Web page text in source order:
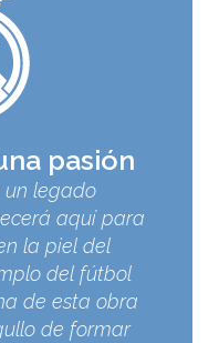
pasión
un legado
aquí para
la piel del
del fútbol
de esta obra
de formar